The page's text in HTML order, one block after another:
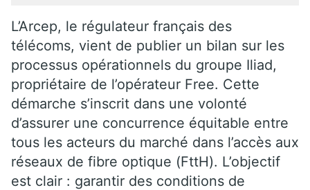
L’Arcep, le régulateur français des
télécoms, vient de publier un bilan sur les
processus opérationnels du groupe Iliad,
propriétaire de l’opérateur Free. Cette
démarche s’inscrit dans une volonté
d’assurer une concurrence équitable entre
tous les acteurs du marché dans l’accès aux
réseaux de fibre optique (FttH). L’objectif
est clair : garantir des conditions de